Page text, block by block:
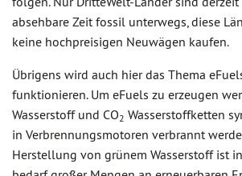
absehbare Zeit fossil unterwegs, diese
keine hochpreisigen Neuwägen kaufen.
Übrigens wird auch hier das Thema
funktionieren. Um eFuels zu erzeugen
Wasserstoff und CO2 Wasserstoffketten
in Verbrennungsmotoren verbrannt
Herstellung von grünem Wasserstoff ist